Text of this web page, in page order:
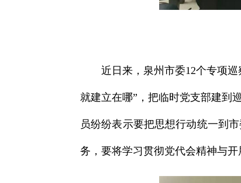
近日来，泉州市委12个专项
就建立在哪”，把临时党支部建到
员纷纷表示要把思想行动统一到
务，要将学习贯彻党代会精神与